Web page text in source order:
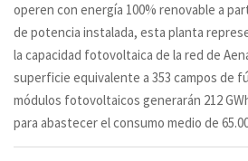
operen con energía 100% renovable a
de potencia instalada, esta planta
la capacidad fotovoltaica de la red de
superficie equivalente a 353 campos de
módulos fotovoltaicos generarán 212
para abastecer el consumo medio de